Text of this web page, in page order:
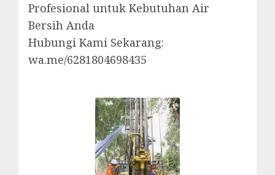
Profesional untuk Kebutuhan Air
Bersih Anda
Hubungi Kami Sekarang:
wa.me/6281804698435